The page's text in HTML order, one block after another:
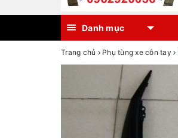
Danh mục
Trang chủ Phụ tùng xe côn tay